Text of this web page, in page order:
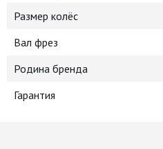
Размер колёс
Вал фрез
Родина бренда
Гарантия